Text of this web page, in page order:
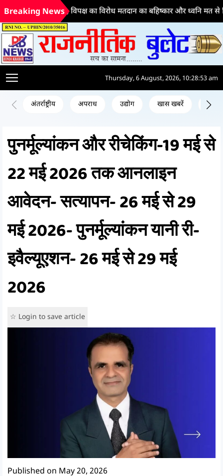
की आवाज, विपक्ष का विरोध मतदान का बहिष्कार और ध्वनि मत से विधेयकों के
Breaking News
Thursday, 6 August, 2026, 10:28:54 am
अंतर्राष्ट्रीय अपराध उद्योग खास खबरें जन
पुनर्मूल्यांकन और रीचेकिंग-19 मई से
22 मई 2026 तक आनलाइन
आवेदन- सत्यापन- 26 मई से 29
मई 2026- पुनर्मूल्यांकन यानी री-
इवैल्यूएशन- 26 मई से 29 मई
2026
☆ Login to save article
Published on May 20, 2026